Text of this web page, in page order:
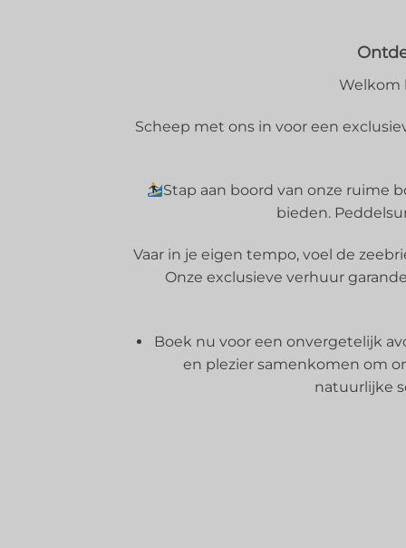
Welkom
Scheep met ons in voor een
Stap aan boord van onze ruime
bieden.
Vaar in je eigen tempo, voel de
Onze exclusieve verhuur
Boek nu voor een onvergetelijk
en plezier samenkomen om
natuurlijke